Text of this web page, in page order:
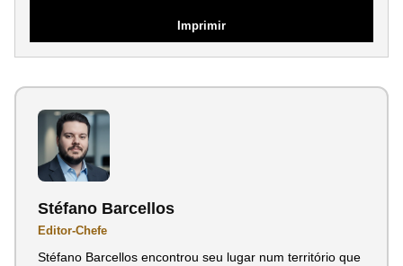
Imprimir
Stéfano Barcellos
Editor-Chefe
Stéfano Barcellos encontrou seu lugar num território que